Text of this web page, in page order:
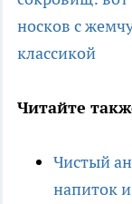
носков с
классикой
Читайте
Чистый
напиток